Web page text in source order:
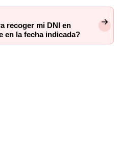
recoger mi DNI en
en la fecha indicada?